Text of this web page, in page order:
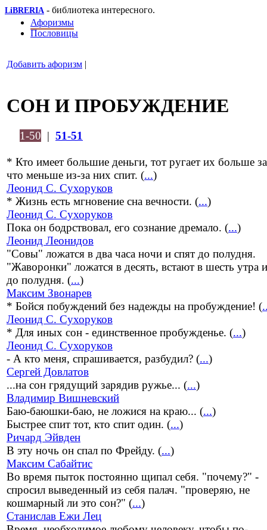
LiBRERIA - библиотека интересного.
Афоризмы
Пословицы
Добавить афоризм |
СОН И ПРОБУЖДЕНИЕ
1-50 | 51-51
* Кто имеет большие деньги, тот ругает их больше
что меньше из-за них спит. (...)
Леонид С. Сухоруков
* Жизнь есть мгновение сна вечности. (...)
Леонид С. Сухоруков
Пока он бодрствовал, его сознание дремало. (...)
Леонид Леонидов
"Совы" ложатся в два часа ночи и спят до полудня.
"Жаворонки" ложатся в десять, встают в шесть утра
до полудня. (...)
Максим Звонарев
* Бойся побуждений без надежды на пробуждение! (
Леонид С. Сухоруков
* Для иных сон - единственное пробужденье. (...)
Леонид С. Сухоруков
- А кто меня, спрашивается, разбудил? (...)
Сергей Довлатов
...на сон грядущий зарядив ружье... (...)
Владимир Вишневский
Баю-баюшки-баю, не ложися на краю... (...)
Быстрее спит тот, кто спит один. (...)
Ричард Эйвден
В эту ночь он спал по Фрейду. (...)
Максим Сабайтис
Во время пыток постоянно щипал себя. "почему?" -
спросил выведенный из себя палач. "проверяю, не
кошмарный ли это сон?" (...)
Станислав Ежи Лец